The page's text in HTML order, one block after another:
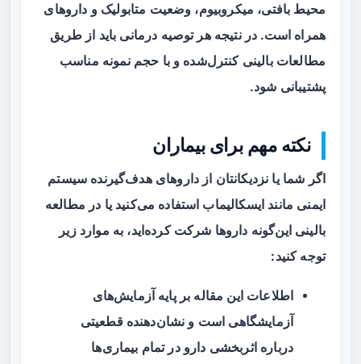
محیط بافتی، میکروبیوم، وضعیت متابولیک و داروهای
همراه است. در نتیجه هر توصیه درمانی باید از طریق
مطالعات بالینی کنترل‌شده و با حجم نمونه مناسب
پشتیبانی شود.
نکته مهم برای بیماران
اگر شما یا نزدیکانتان از داروهای هدف‌گیرنده سیستم
ایمنی مانند ایسکالیماب استفاده می‌کنید یا در مطالعه
بالینی این‌گونه داروها شرکت کرده‌اید، به موارد زیر
توجه کنید:
اطلاعات این مقاله بر پایه آزمایش‌های
آزمایشگاهی است و نشان‌دهنده قطعیتی
درباره‌ اثربخشی دارو در تمام بیماری‌ها